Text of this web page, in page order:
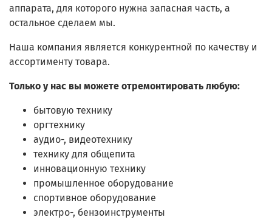
аппарата, для которого нужна запасная часть, а
остальное сделаем мы.
Наша компания является конкурентной по качеству и
ассортименту товара.
Только у нас вы можете отремонтировать любую:
бытовую технику
оргтехнику
аудио-, видеотехнику
технику для общепита
инновационную технику
промышленное оборудование
спортивное оборудование
электро-, бензоинструменты